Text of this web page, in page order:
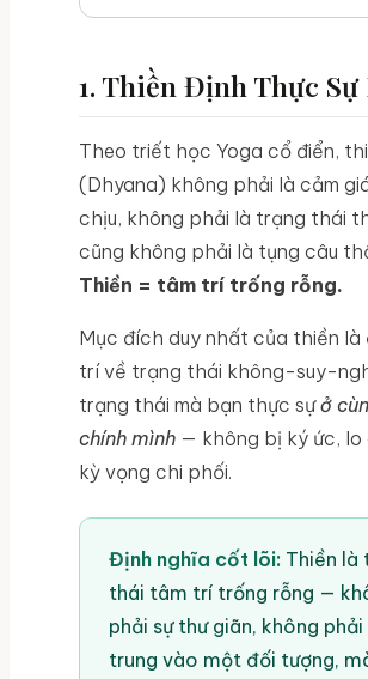
1. Thiền Định Thực Sự
Theo triết học Yoga cổ điển,
(Dhyana) không phải là cảm
chịu, không phải là trạng thái
cũng không phải là tụng câu
Thiền = tâm trí trống rỗng.
Mục đích duy nhất của thiền là
trí về trạng thái không-suy-
trạng thái mà bạn thực sựở
chính mình — không bị ký ức, lo
kỳ vọng chi phối.
Định nghĩa cốt lõi: Thiền là
thái tâm trí trống rỗng —
phải sự thư giãn, không
trung vào một đối tượng,